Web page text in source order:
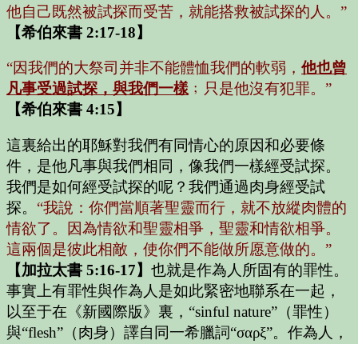
他自己既然被試探而受苦，就能搭救被試探的人。”
【希伯來書 2:17-18】
“因我們的大祭司并非不能體恤我們的軟弱， 他也曾
凡事受過試探，與我們一樣﹔只是他沒有犯罪。”
【希伯來書 4:15】
這裏給出的耶穌對我們有同情心的原因和必要條
件，是他凡事與我們相同，像我們一樣經受試探。
我們是如何經受試探的呢？我們通過肉身經受試
探。 “我說：你們當順著聖靈而行，就不放縱肉體的
情欲了。因為情欲和聖靈相爭，聖靈和情欲相爭。
這兩個是彼此相敵，使你們不能做所愿意做的。”
【加拉太書 5:16-17】 也就是作為人所固有的罪性。
事實上有罪性與作為人是如此緊密地聯系在一起，
以至于在《新國際版》裏，“sinful nature”（罪性）
與“flesh”（肉身）譯自同一希臘詞“σαρξ”。作為人，